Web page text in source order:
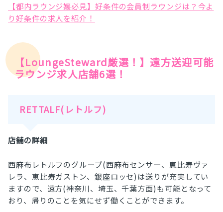
【都内ラウンジ嬢必見】好条件の会員制ラウンジは？今よ
り好条件の求人を紹介！
【LoungeSteward厳選！】遠方送迎可能
ラウンジ求人店舗6選！
RETTALF(レトルフ)
店舗の詳細
西麻布レトルフのグループ(西麻布センサー、恵比寿ヴァ
レラ、恵比寿ガストン、銀座ロッセ)は送りが充実してい
ますので、遠方(神奈川、埼玉、千葉方面)も可能となって
おり、帰りのことを気にせず働くことができます。